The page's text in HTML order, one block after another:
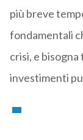
più breve
fondamentali
crisi, e
investimenti